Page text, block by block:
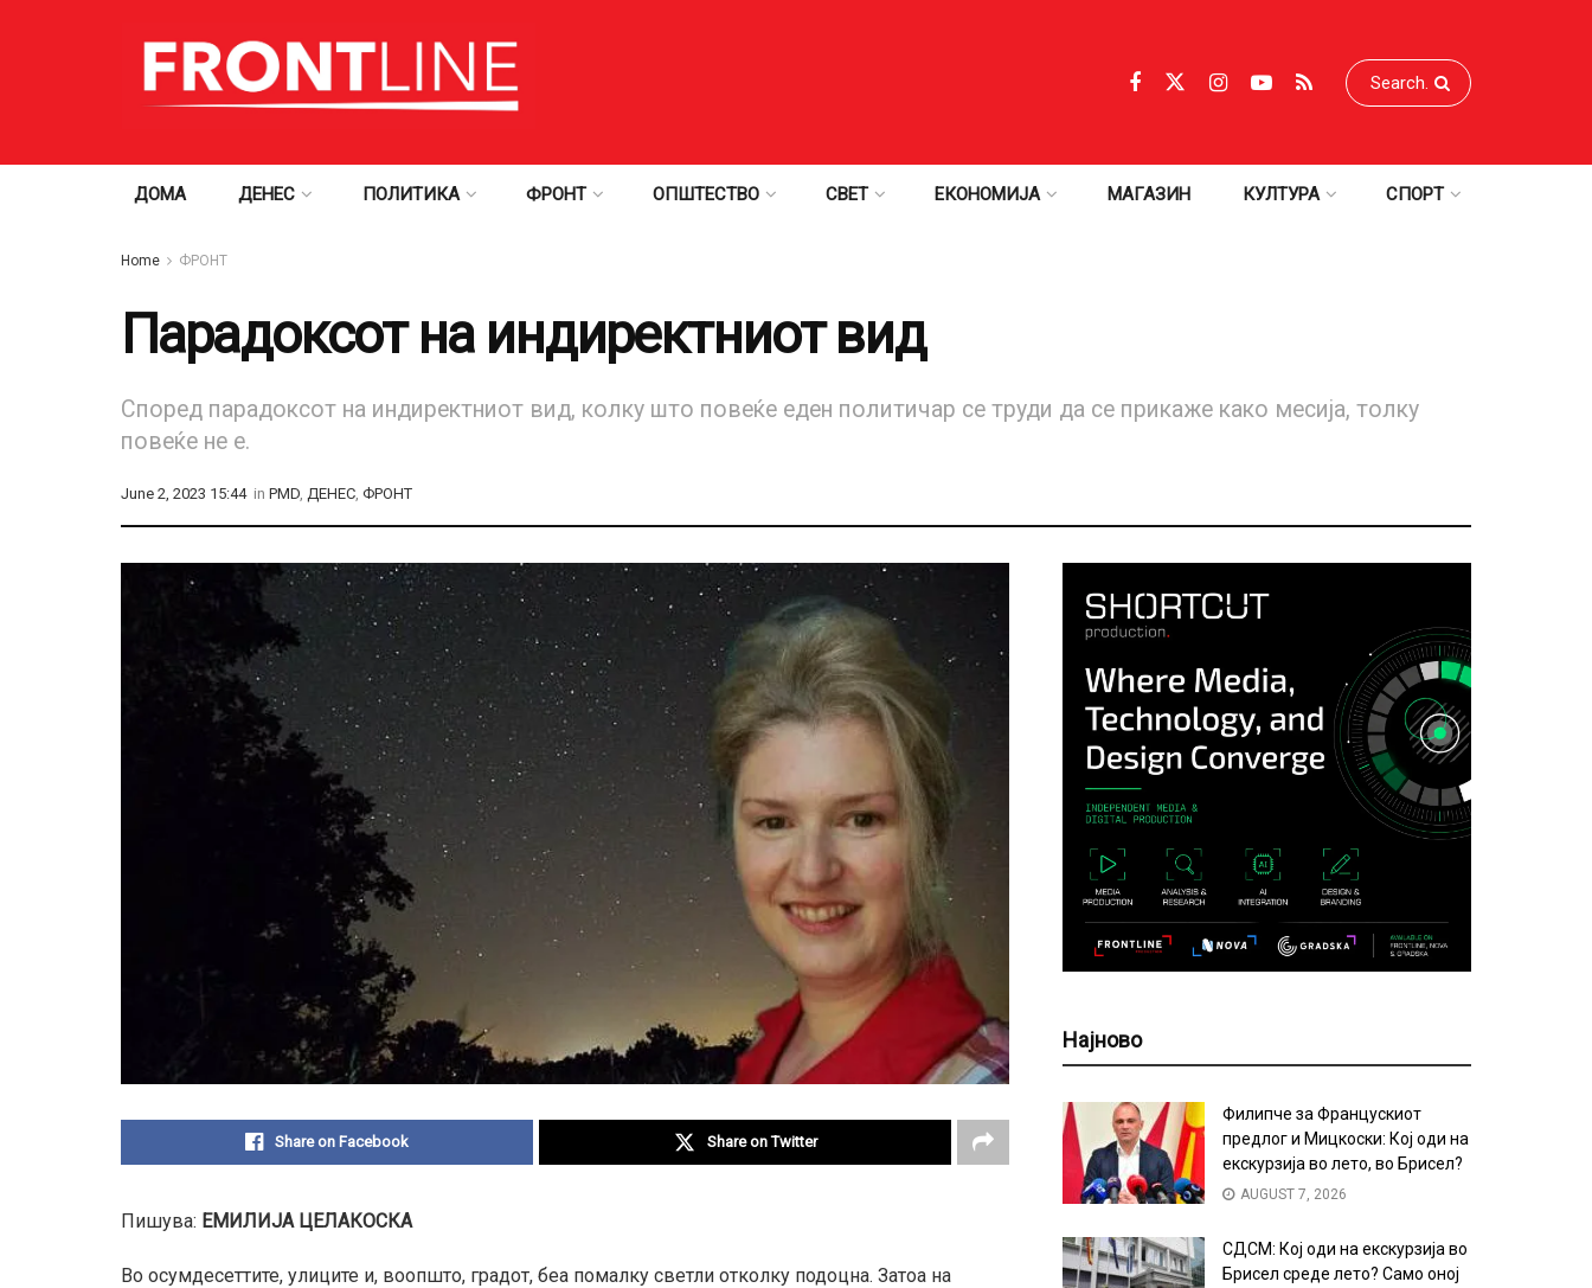
ДОМА ДЕНЕС ПОЛИТИКА ФРОНТ ОПШТЕСТВО СВЕТ ЕКОНОМИЈА МАГАЗИН КУЛТУРА СПОРТ
Home ФРОНТ
Парадоксот на индиректниот вид
Според парадоксот на индиректниот вид, колку што повеќе еден политичар се труди да се прикаже како месија, толку
повеќе не е.
June 2, 2023 15:44 in PMD, ДЕНЕС, ФРОНТ
Share on Facebook Share on Twitter
Пишува: ЕМИЛИЈА ЦЕЛАКОСКА
Во осумдесеттите, улиците и, воопшто, градот, беа помалку светли отколку подоцна. Затоа на
Најново
Филипче за Францускиот
предлог и Мицкоски: Кој оди на
екскурзија во лето, во Брисел?
AUGUST 7, 2026
СДСМ: Кој оди на екскурзија во
Брисел среде лето? Само оној